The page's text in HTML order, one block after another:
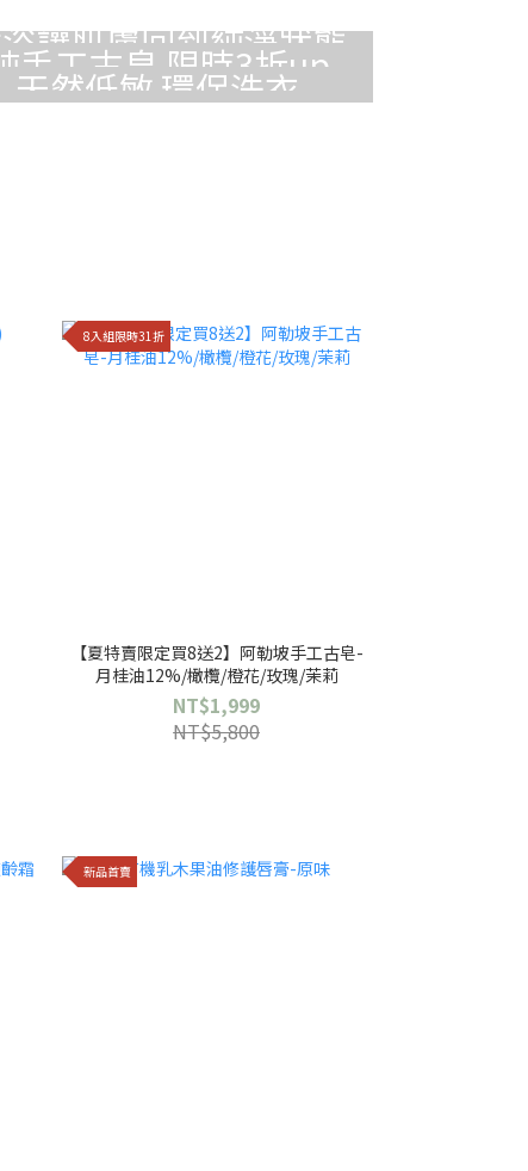
讓肌膚回到純淨狀態
手工古皂 限時3折up
天然低敏 環保洗衣
8入組限時31折
【夏特賣限定買8送2】阿勒坡手工古皂-
月桂油12%/橄欖/橙花/玫瑰/茉莉
NT$1,999
NT$5,800
新品首賣